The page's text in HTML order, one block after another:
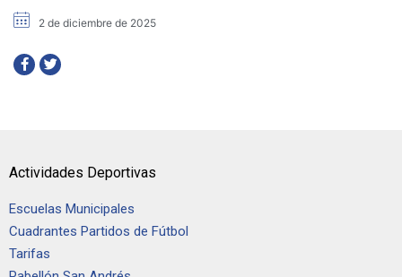
2 de diciembre de 2025
Actividades Deportivas
Escuelas Municipales
Cuadrantes Partidos de Fútbol
Tarifas